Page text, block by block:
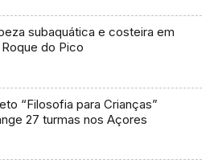
subaquática e costeira em
do Pico
“Filosofia para Crianças”
27 turmas nos Açores